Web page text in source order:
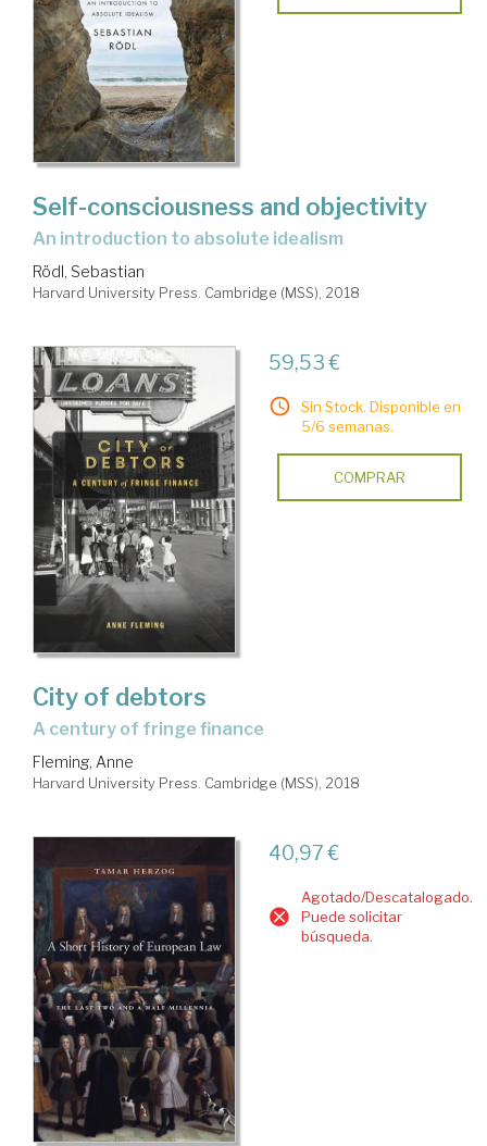
Self-consciousness and objectivity
an introduction to absolute idealism
Rödl, Sebastian
Harvard University Press. Cambridge (MSS), 2018
59,53 €
Sin Stock. Disponible en
5/6 semanas.
COMPRAR
City of debtors
a century of fringe finance
Fleming, Anne
Harvard University Press. Cambridge (MSS), 2018
40,97 €
Agotado/Descatalogado.
Puede solicitar
búsqueda.